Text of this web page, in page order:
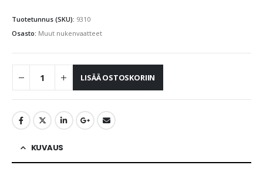
Tuotetunnus (SKU): 9310
Osasto: Muut nukenvaatteet
LISÄÄ OSTOSKORIIN
KUVAUS